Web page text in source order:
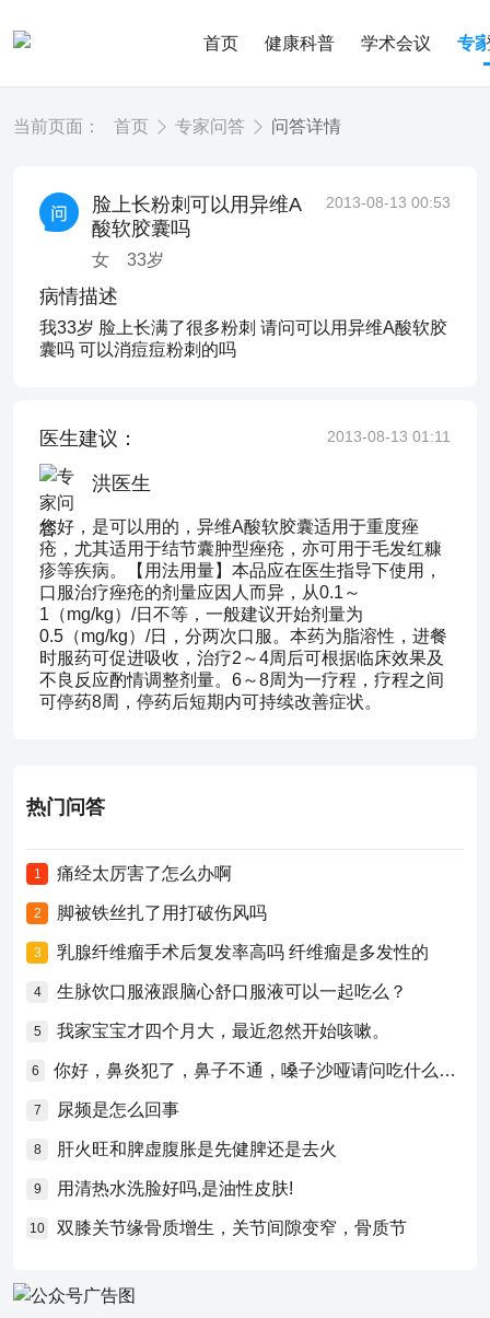
首页 健康科普 学术会议 专
当前页面： 首页 专家问答 问答详情
脸上长粉刺可以用异维A
酸软胶囊吗
女 33岁
2013-08-13 00:53
病情描述
我33岁 脸上长满了很多粉刺 请问可以用异维A酸软胶
囊吗 可以消痘痘粉刺的吗
医生建议： 2013-08-13 01:11
洪医生
您好，是可以用的，异维A酸软胶囊适用于重度痤
疮，尤其适用于结节囊肿型痤疮，亦可用于毛发红糠
疹等疾病。【用法用量】本品应在医生指导下使用，
口服治疗痤疮的剂量应因人而异，从0.1～
1（mg/kg）/日不等，一般建议开始剂量为
0.5（mg/kg）/日，分两次口服。本药为脂溶性，进餐
时服药可促进吸收，治疗2～4周后可根据临床效果及
不良反应酌情调整剂量。6～8周为一疗程，疗程之间
可停药8周，停药后短期内可持续改善症状。
热门问答
1 痛经太厉害了怎么办啊
2 脚被铁丝扎了用打破伤风吗
3 乳腺纤维瘤手术后复发率高吗 纤维瘤是多发性的
4 生脉饮口服液跟脑心舒口服液可以一起吃么？
5 我家宝宝才四个月大，最近忽然开始咳嗽。
6 你好，鼻炎犯了，鼻子不通，嗓子沙哑请问吃什么药比较好？
7 尿频是怎么回事
8 肝火旺和脾虚腹胀是先健脾还是去火
9 用清热水洗脸好吗,是油性皮肤!
10 双膝关节缘骨质增生，关节间隙变窄，骨质节